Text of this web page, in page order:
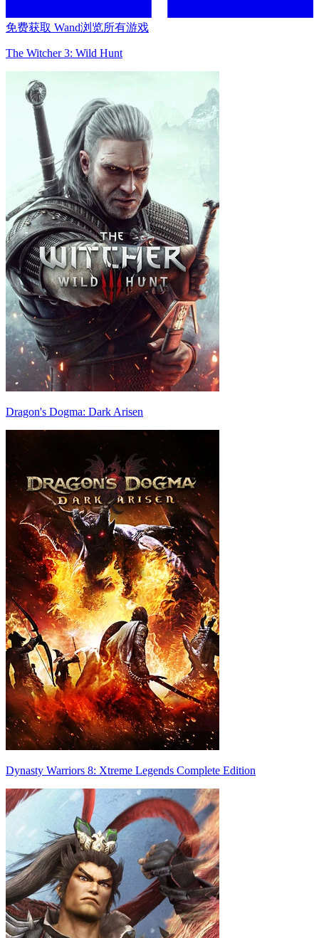
免费获取 Wand浏览所有游戏
The Witcher 3: Wild Hunt
Dragon's Dogma: Dark Arisen
Dynasty Warriors 8: Xtreme Legends Complete Edition